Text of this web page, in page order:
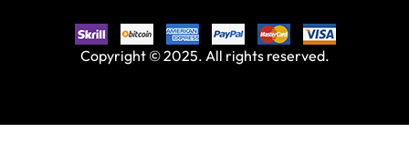
Copyright © 2025. All rights reserved.